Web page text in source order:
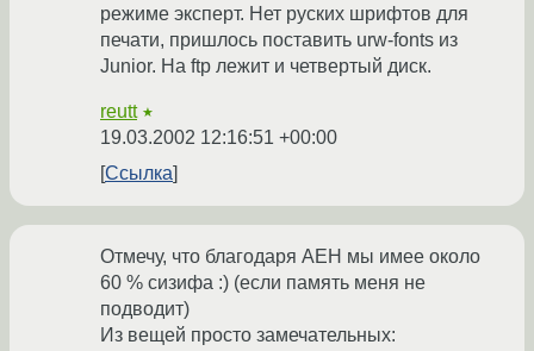
режиме эксперт. Нет руских шрифтов для
печати, пришлось поставить urw-fonts из
Junior. На ftp лежит и четвертый диск.
reutt ★
19.03.2002 12:16:51 +00:00
Ссылка
Отмечу, что благодаря АЕН мы имее около
60 % сизифа :) (если память меня не
подводит)
Из вещей просто замечательных: